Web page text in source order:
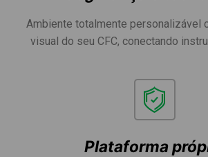
Ambiente totalmente personalizável
visual do seu CFC, conectando
Plataforma